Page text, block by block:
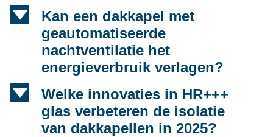
d
Kan een dakkapel met
geautomatiseerde
nachtventilatie het
energieverbruik verlagen?
d
Welke innovaties in HR+++
glas verbeteren de isolatie
van dakkapellen in 2025?